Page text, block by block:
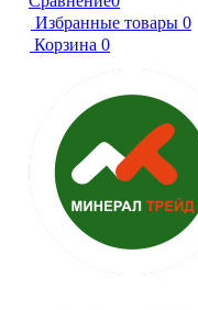
Избранные товары 0
Корзина 0